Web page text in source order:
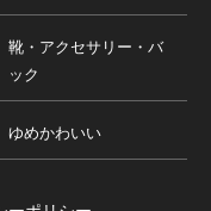
靴・アクセサリー・バ
ック
ゆめかわいい